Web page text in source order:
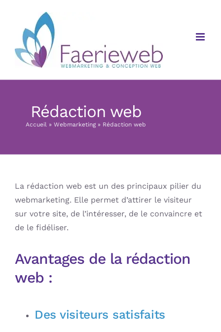
contenu
Rédaction web
Accueil » Webmarketing» Rédaction web
La rédaction web est un des principaux pilier du
webmarketing. Elle permet d’attirer le visiteur
sur votre site, de l’intéresser, de le convaincre et
de le fidéliser.
Avantages de la rédaction
web :
Des visiteurs satisfaits